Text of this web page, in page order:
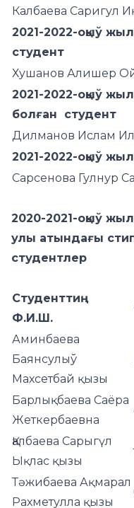
Калбаева Саригул
2021-2022-оқыў
студент
Хушанов Алишер
2021-2022-оқыў
болған студент
Дилманов Ислам
2021-2022-оқыў
Сарсенова Гулнур
2020-2021-оқыў
улы атындағы
студентлер
Студенттиң
Ф.И.Ш.
Аминбаева
Баянсулыў
Махсетбай қызы
Барлықбаева Саёра
Жеткербаевна
Қалбаева Сарыгүл
Ықлас қызы
Тәжибаева Ақмарал
Рахметулла қызы